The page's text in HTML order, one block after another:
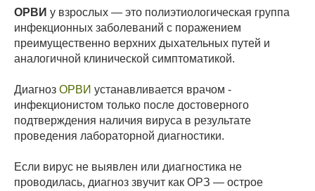
ОРВИ у взрослых — это полиэтиологическая группа
инфекционных заболеваний с поражением
преимущественно верхних дыхательных путей и
аналогичной клинической симптоматикой.
Диагноз ОРВИ устанавливается врачом -
инфекционистом только после достоверного
подтверждения наличия вируса в результате
проведения лабораторной диагностики.
Если вирус не выявлен или диагностика не
проводилась, диагноз звучит как ОРЗ — острое